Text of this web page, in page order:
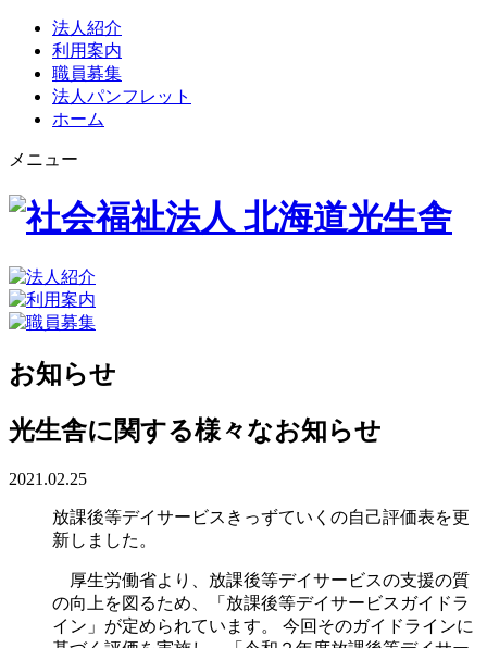
法人紹介
利用案内
職員募集
法人パンフレット
ホーム
メニュー
お知らせ
光生舎に関する様々なお知らせ
2021.02.25
放課後等デイサービスきっずていくの自己評価表を更
新しました。
厚生労働省より、放課後等デイサービスの支援の質
の向上を図るため、「放課後等デイサービスガイドラ
イン」が定められています。 今回そのガイドラインに